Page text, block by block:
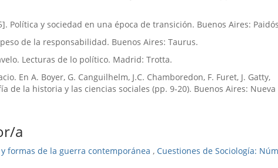
Polí­tica y sociedad en una época de transición. Buenos Aires:
peso de la responsabilidad. Buenos Aires: Taurus.
Lecturas de lo polí­tico. Madrid: Trotta.
En A. Boyer, G. Canguilhelm, J.C. Chamboredon, F. Furet, J. Gatty,
de la historia y las ciencias sociales (pp. 9-20). Buenos Aires: Nueva
a
formas de la guerra contemporánea , Cuestiones de Sociología: